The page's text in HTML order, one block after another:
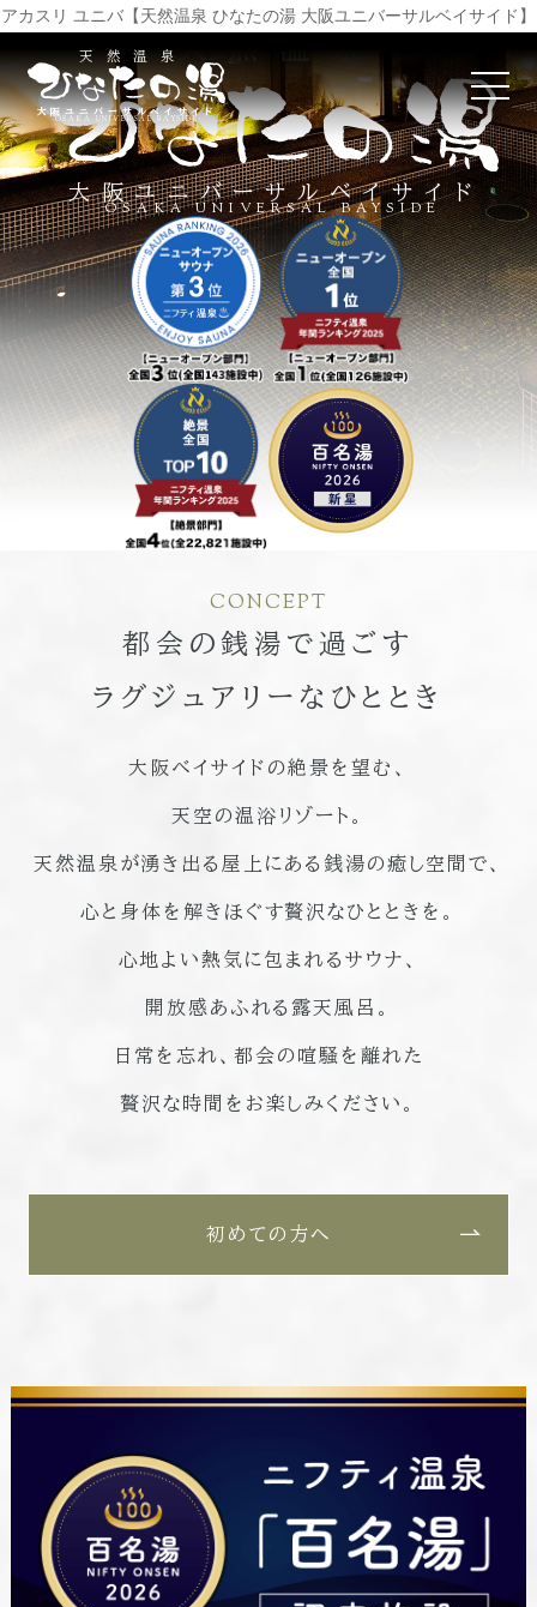
アカスリ ユニバ【天然温泉 ひなたの湯 大阪ユニバーサルベイサイド】